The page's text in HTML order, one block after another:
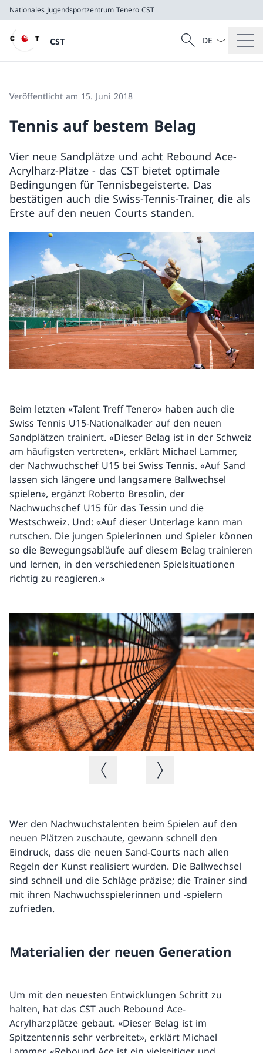
Nationales Jugendsportzentrum Tenero CST
CST
CST
Suche
Suche
Sprach
Veröffentlicht am 15. Juni 2018
Tennis auf bestem Belag
Vier neue Sandplätze und acht Rebound Ace-
Acrylharz-Plätze − das CST bietet optimale
Bedingungen für Tennisbegeisterte. Das
bestätigen auch die Swiss-Tennis-Trainer, die als
Erste auf den neuen Courts standen.
Beim letzten «Talent Treff Tenero» haben auch die
Swiss Tennis U15-Nationalkader auf den neuen
Sandplätzen trainiert. «Dieser Belag ist in der Schweiz
am häufigsten vertreten», erklärt Michael Lammer,
der Nachwuchschef U15 bei Swiss Tennis. «Auf Sand
lassen sich längere und langsamere Ballwechsel
spielen», ergänzt Roberto Bresolin, der
Nachwuchschef U15 für das Tessin und die
Westschweiz. Und: «Auf dieser Unterlage kann man
rutschen. Die jungen Spielerinnen und Spieler können
so die Bewegungsabläufe auf diesem Belag trainieren
und lernen, in den verschiedenen Spielsituationen
richtig zu reagieren.»
Vorheriges BildNächstes Bild
Wer den Nachwuchstalenten beim Spielen auf den
neuen Plätzen zuschaute, gewann schnell den
Eindruck, dass die neuen Sand-Courts nach allen
Regeln der Kunst realisiert wurden. Die Ballwechsel
sind schnell und die Schläge präzise; die Trainer sind
mit ihren Nachwuchsspielerinnen und -spielern
zufrieden.
Materialien der neuen Generation
Um mit den neuesten Entwicklungen Schritt zu
halten, hat das CST auch Rebound Ace-
Acrylharzplätze gebaut. «Dieser Belag ist im
Spitzentennis sehr verbreitet», erklärt Michael